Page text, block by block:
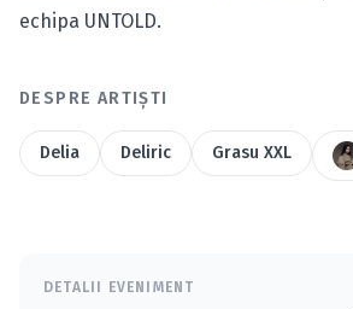
echipa UNTOLD.
DESPRE ARTIȘTI
Delia Deliric Grasu XXL
DETALII EVENIMENT